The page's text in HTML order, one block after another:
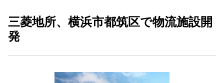
三菱地所、横浜市都筑区で物流施設開
発